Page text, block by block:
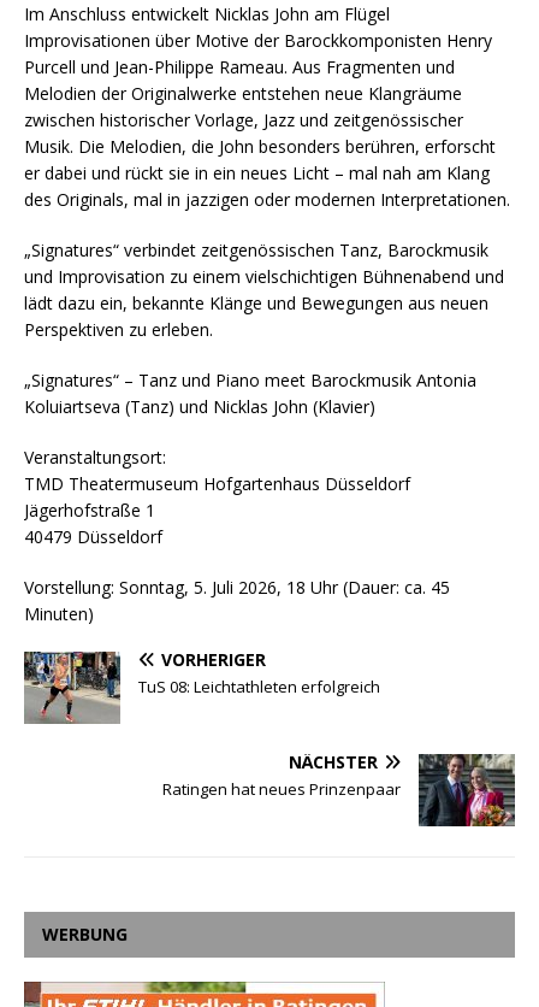
Im Anschluss entwickelt Nicklas John am Flügel
Improvisationen über Motive der Barockkomponisten Henry
Purcell und Jean-Philippe Rameau. Aus Fragmenten und
Melodien der Originalwerke entstehen neue Klangräume
zwischen historischer Vorlage, Jazz und zeitgenössischer
Musik. Die Melodien, die John besonders berühren, erforscht
er dabei und rückt sie in ein neues Licht – mal nah am Klang
des Originals, mal in jazzigen oder modernen Interpretationen.
„Signatures“ verbindet zeitgenössischen Tanz, Barockmusik
und Improvisation zu einem vielschichtigen Bühnenabend und
lädt dazu ein, bekannte Klänge und Bewegungen aus neuen
Perspektiven zu erleben.
„Signatures“ – Tanz und Piano meet Barockmusik Antonia
Koluiartseva (Tanz) und Nicklas John (Klavier)
Veranstaltungsort:
TMD Theatermuseum Hofgartenhaus Düsseldorf
Jägerhofstraße 1
40479 Düsseldorf
Vorstellung: Sonntag, 5. Juli 2026, 18 Uhr (Dauer: ca. 45
Minuten)
VORHERIGER
TuS 08: Leichtathleten erfolgreich
NÄCHSTER
Ratingen hat neues Prinzenpaar
WERBUNG